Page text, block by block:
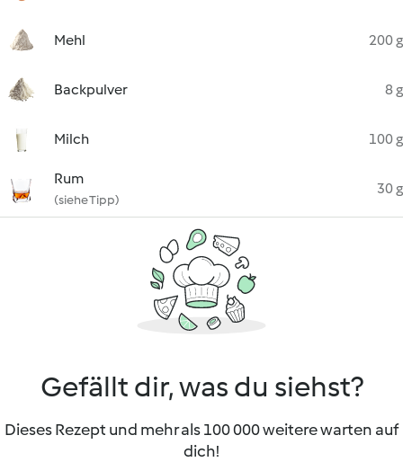
Mehl 200 g
Backpulver 8 g
Milch 100 g
Rum
(siehe Tipp)
30 g
Gefällt dir, was du siehst?
Dieses Rezept und mehr als 100 000 weitere warten auf
dich!